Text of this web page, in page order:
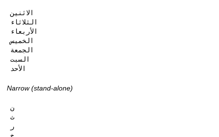
الاثنين
الثلاثاء
الأربعاء
الخميس
الجمعة
السبت
الأحد
Narrow (stand-alone)
ن
ث
ر
خ